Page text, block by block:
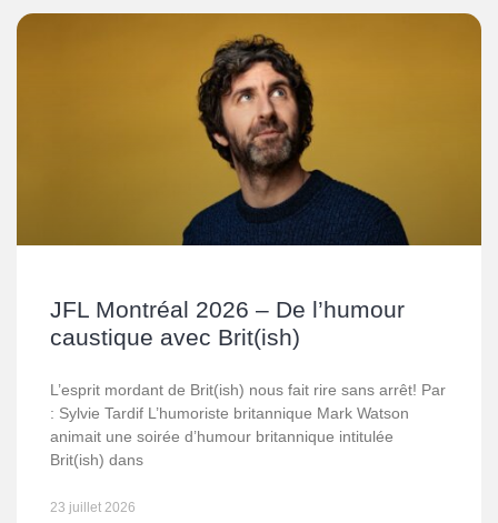
JFL Montréal 2026 – De l’humour
caustique avec Brit(ish)
L’esprit mordant de Brit(ish) nous fait rire sans arrêt! Par
: Sylvie Tardif L’humoriste britannique Mark Watson
animait une soirée d’humour britannique intitulée
Brit(ish) dans
23 juillet 2026